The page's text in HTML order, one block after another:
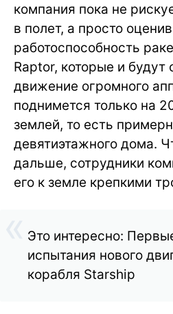
компания пока не
в полет, а просто
работоспособность
Raptor, которые и будут
движение огромного
поднимется только на
землей, то есть
девятиэтажного дома.
дальше, сотрудники
его к земле крепкими
Это интересно:
испытания нового
корабля Starship